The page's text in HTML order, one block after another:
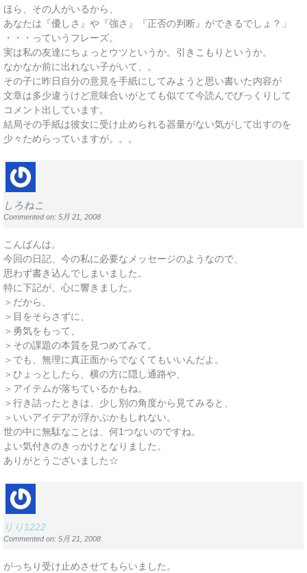
ほら、その人がいるから、
あなたは『優しさ』や『強さ』『正否の判断』ができるでしょ？」
・・・っていうフレーズ。
実は私の友達にちょっとウツというか。引きこもりというか。
なかなか前に出れない子がいて、。
その子に昨日自分の意見を手紙にしてみようと思い書いた内容が
文章は多少違うけど意味合いがとても似てて今読んでびっくりして
コメント出しています。
結局その手紙は彼女に受け止められる器量がない気がして出すのを
少々ためらっていますが。。。
しろねこ
Commented on: 5月 21, 2008
こんばんは。
今回の日記、今の私に必要なメッセージのようなので、
思わず書き込んでしまいました。
特に下記が、心に響きました。
＞だから、
＞目をそらさずに、
＞勇気をもって、
＞その課題の本質を見つめてみて。
＞でも、無理に真正面からでなくてもいいんだよ。
＞ひょっとしたら、横の方に隠し通路や、
＞アイテムが落ちているかもね。
＞行き詰ったときは、少し別の角度から見てみると、
＞いいアイデアが浮かぶかもしれない。
世の中に無駄なことは、何1つないのですね。
よい気付きのきっかけとなりました。
ありがとうございました☆
りり1222
Commented on: 5月 21, 2008
がっちり受け止めさせてもらいました。